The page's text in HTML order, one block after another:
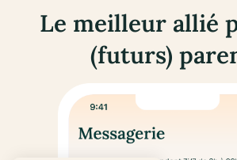
Le meilleur allié
(futurs)